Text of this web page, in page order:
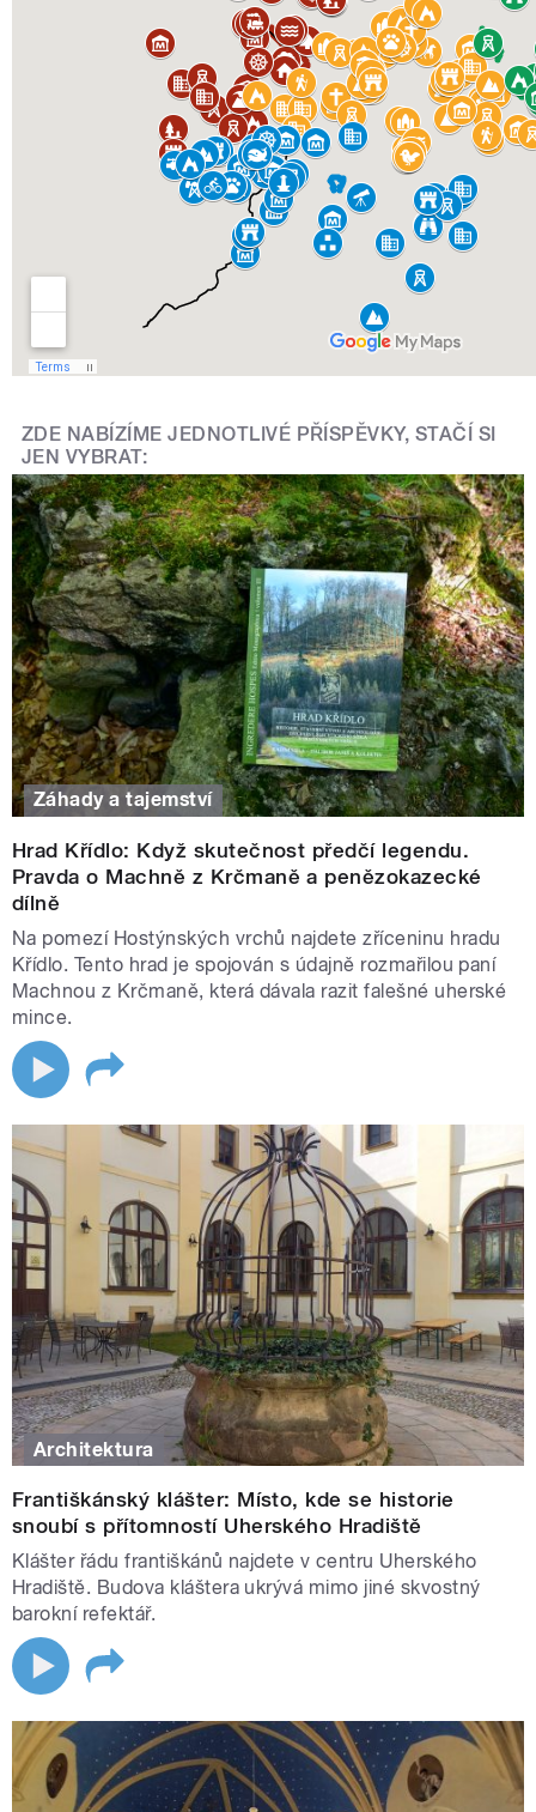
ZDE NABÍZÍME JEDNOTLIVÉ PŘÍSPĚVKY, STAČÍ SI
JEN VYBRAT:
Záhady a tajemství
Hrad Křídlo: Když skutečnost předčí legendu.
Pravda o Machně z Krčmaně a penězokazecké
dílně
Na pomezí Hostýnských vrchů najdete zříceninu hradu
Křídlo. Tento hrad je spojován s údajně rozmařilou paní
Machnou z Krčmaně, která dávala razit falešné uherské
mince.
Architektura
Františkánský klášter: Místo, kde se historie
snoubí s přítomností Uherského Hradiště
Klášter řádu františkánů najdete v centru Uherského
Hradiště. Budova kláštera ukrývá mimo jiné skvostný
barokní refektář.